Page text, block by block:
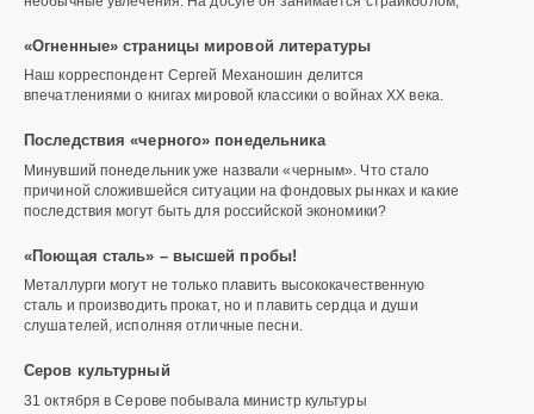
«Огненные» страницы мировой литературы
Наш корреспондент Сергей Механошин делится
впечатлениями о книгах мировой классики о войнах XX века.
Последствия «черного» понедельника
Минувший понедельник уже назвали «черным». Что стало
причиной сложившейся ситуации на фондовых рынках и какие
последствия могут быть для российской экономики?
«Поющая сталь» – высшей пробы!
Металлурги могут не только плавить высококачественную
сталь и производить прокат, но и плавить сердца и души
слушателей, исполняя отличные песни.
Серов культурный
31 октября в Серове побывала министр культуры